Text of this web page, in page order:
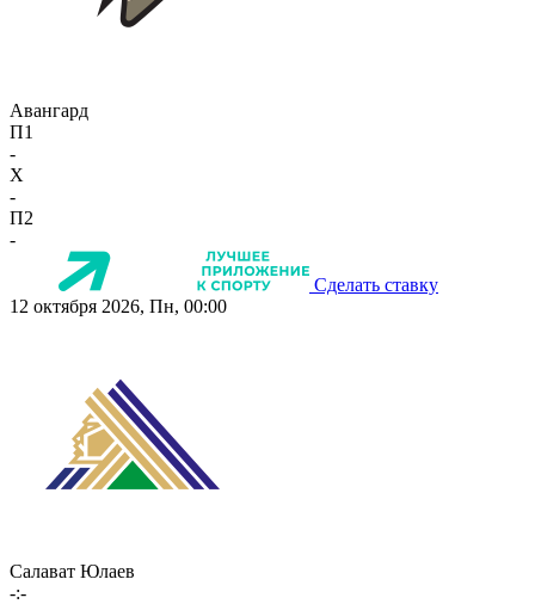
Авангард
П1
-
X
-
П2
-
Сделать ставку
12 октября 2026, Пн, 00:00
Салават Юлаев
-:-